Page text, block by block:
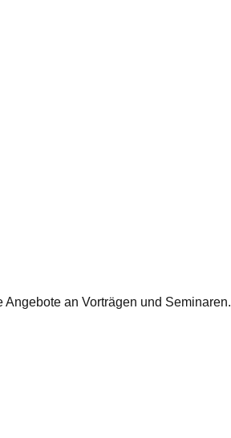
an Vorträgen und Seminaren.